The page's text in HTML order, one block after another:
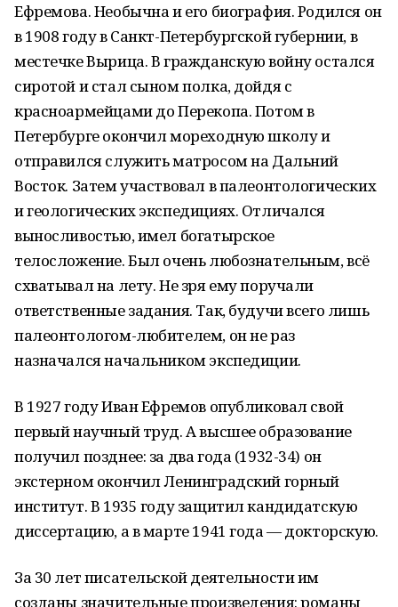
Ефремова. Необычна и его биография. Родился он
в 1908 году в Санкт-Петербургской губернии, в
местечке Вырица. В гражданскую войну остался
сиротой и стал сыном полка, дойдя с
красноармейцами до Перекопа. Потом в
Петербурге окончил мореходную школу и
отправился служить матросом на Дальний
Восток. Затем участвовал в палеонтологических
и геологических экспедициях. Отличался
выносливостью, имел богатырское
телосложение. Был очень любознательным, всё
схватывал на лету. Не зря ему поручали
ответственные задания. Так, будучи всего лишь
палеонтологом-любителем, он не раз
назначался начальником экспедиции.
В 1927 году Иван Ефремов опубликовал свой
первый научный труд. А высшее образование
получил позднее: за два года (1932-34) он
экстерном окончил Ленинградский горный
институт. В 1935 году защитил кандидатскую
диссертацию, а в марте 1941 года — докторскую.
За 30 лет писательской деятельности им
созданы значительные произведения: романы